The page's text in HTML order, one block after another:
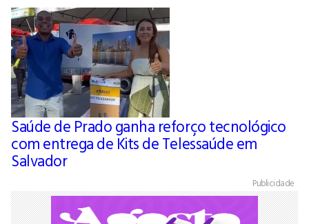
Saúde de Prado ganha reforço tecnológico
com entrega de Kits de Telessaúde em
Salvador
Publicidade